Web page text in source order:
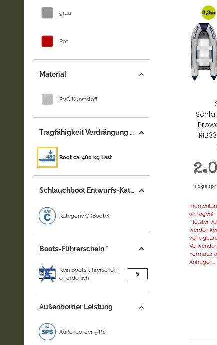
anfragen)
* letzter
werden
Formular
Anfragen...
grau
Rot
Material
PVC Kunststoff
Tragfähigkeit Verdrängung (+/-)
Boot ca. 480 kg Last
Schlauchboot Entwurfs-Kategorie
Kategorie C (Boote)
Boots-Führerschein *
Kein Bootsführerschein
erforderlich
5Artikel gefunden
Außenborder Leistung
Außenborder 5 PS